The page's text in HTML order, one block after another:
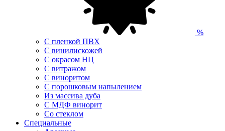
%
С пленкой ПВХ
С винилискожей
С окрасом НЦ
С витражом
С виноритом
С порошковым напылением
Из массива дуба
С МДФ винорит
Со стеклом
Специальные